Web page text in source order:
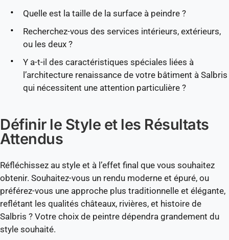
Quelle est la taille de la surface à peindre ?
Recherchez-vous des services intérieurs, extérieurs,
ou les deux ?
Y a-t-il des caractéristiques spéciales liées à
l’architecture renaissance de votre bâtiment à Salbris
qui nécessitent une attention particulière ?
Définir le Style et les Résultats
Attendus
Réfléchissez au style et à l’effet final que vous souhaitez
obtenir. Souhaitez-vous un rendu moderne et épuré, ou
préférez-vous une approche plus traditionnelle et élégante,
reflétant les qualités châteaux, rivières, et histoire de
Salbris ? Votre choix de peintre dépendra grandement du
style souhaité.